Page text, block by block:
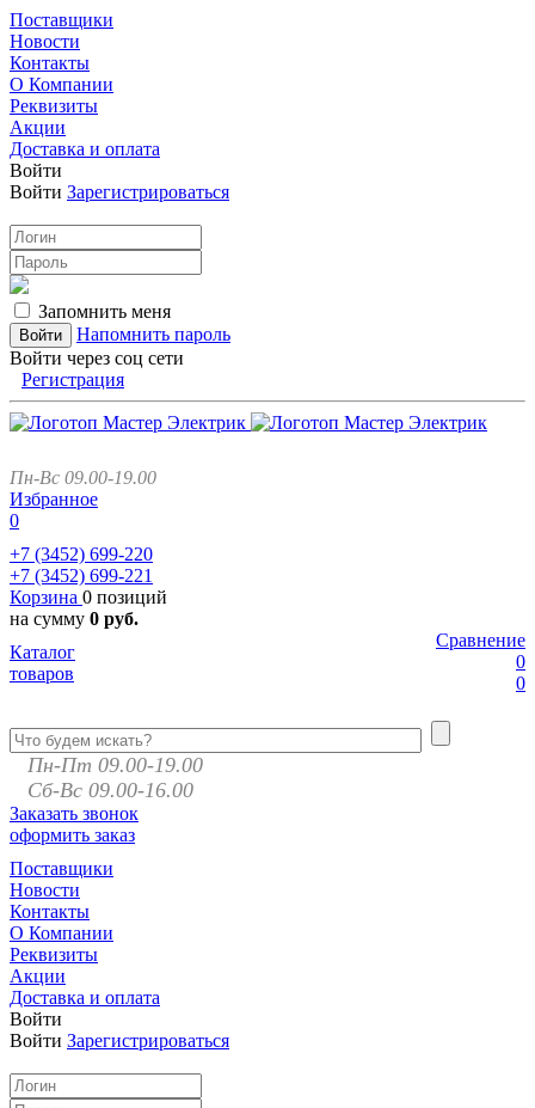
Поставщики
Новости
Контакты
О Компании
Реквизиты
Акции
Доставка и оплата
Войти
Войти Зарегистрироваться
Запомнить меня
Напомнить пароль
Войти через соц сети
Регистрация
Пн-Вс 09.00-19.00
Избранное
0
+7 (3452) 699-220
+7 (3452) 699-221
Корзина 0 позиций
на сумму 0 руб.
Сравнение
0
0
Каталог
товаров
Пн-Пт 09.00-19.00
Сб-Вс 09.00-16.00
Заказать звонок
оформить заказ
Поставщики
Новости
Контакты
О Компании
Реквизиты
Акции
Доставка и оплата
Войти
Войти Зарегистрироваться